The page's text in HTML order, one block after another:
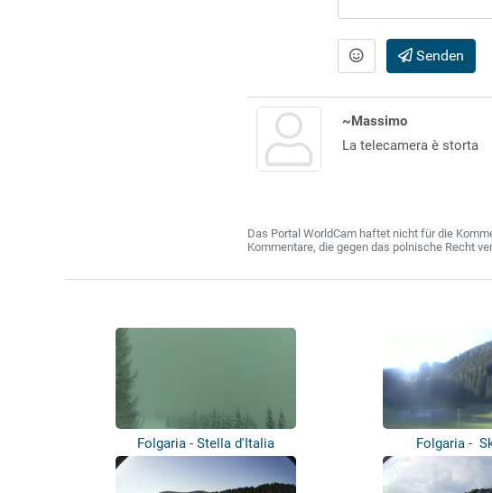
Senden
~Massimo
La telecamera è storta
Das Portal WorldCam haftet nicht für die
Kommentare, die gegen das polnische Recht
Folgaria - Stella d'Italia Folgaria -